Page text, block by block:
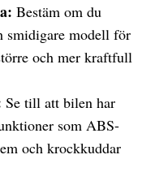
Bestäm om du
smidigare modell för
och mer kraftfull
Se till att bilen har
som ABS-
och krockkuddar